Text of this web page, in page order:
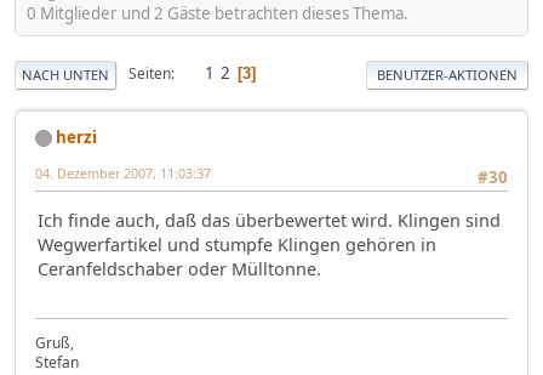
0 Mitglieder und 2 Gäste betrachten dieses Thema.
NACH UNTEN Seiten 1 2 3 BENUTZER-AKTIONEN
herzi
#30
04. Dezember 2007, 11:03:37
Ich finde auch, daß das überbewertet wird. Klingen sind
Wegwerfartikel und stumpfe Klingen gehören in
Ceranfeldschaber oder Mülltonne.
Gruß,
Stefan